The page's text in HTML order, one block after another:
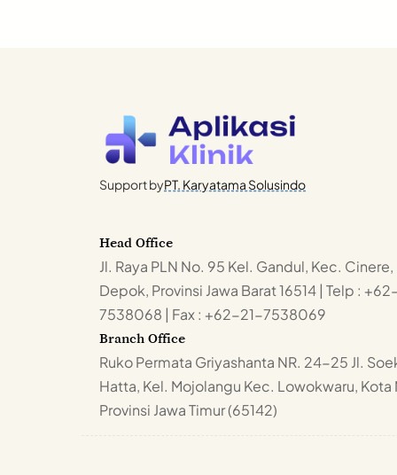
Support byPT. Karyatama Solusindo
Head Office
Jl. Raya PLN No. 95 Kel. Gandul, Kec.
Depok, Provinsi Jawa Barat 16514 | Telp :
7538068 | Fax : +62-21-7538069
Branch Office
Ruko Permata Griyashanta NR. 24-25 Jl.
Hatta, Kel. Mojolangu Kec. Lowokwaru, Kota
Provinsi Jawa Timur (65142)